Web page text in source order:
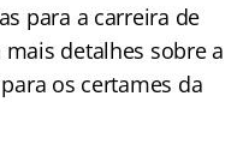
para a carreira de
detalhes sobre a
os certames da